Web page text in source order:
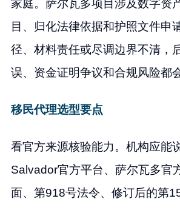
家庭。萨尔瓦多项目涉及数字资
目、归化法律依据和护照文件申
径、材料责任或尽调边界不清，
误、资金证明争议和合规风险都
移民代理选型要点
看官方来源核验能力。机构应能
Salvador官方平台、萨尔瓦多官
面、第918号法令、修订后的第